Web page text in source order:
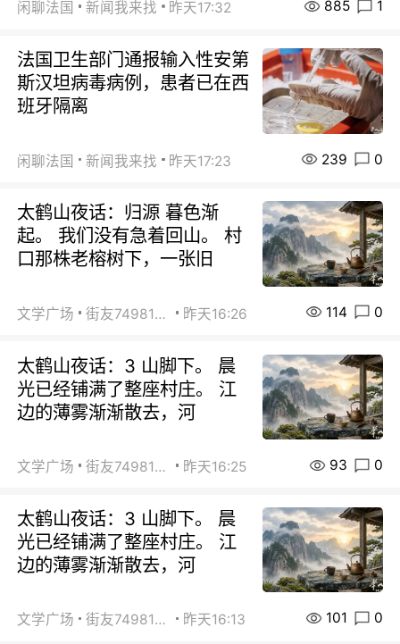
闲聊法国 新闻我来找 昨天17:32 885 1
法国卫生部门通报输入性安第
斯汉坦病毒病例，患者已在西
班牙隔离
闲聊法国 新闻我来找 昨天17:23 239 0
太鹤山夜话：归源 暮色渐
起。 我们没有急着回山。 村
口那株老榕树下，一张旧
文学广场 街友74981146 昨天16:26 114 0
太鹤山夜话：3 山脚下。 晨
光已经铺满了整座村庄。 江
边的薄雾渐渐散去，河
文学广场 街友74981146 昨天16:25 93 0
太鹤山夜话：3 山脚下。 晨
光已经铺满了整座村庄。 江
边的薄雾渐渐散去，河
文学广场 街友74981146 昨天16:13 101 0